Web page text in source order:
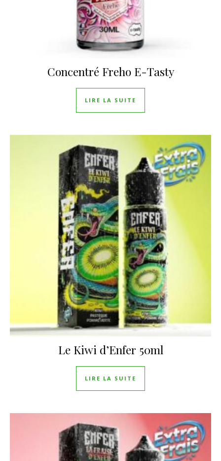
Concentré Freho E-Tasty
LIRE LA SUITE
Le Kiwi d’Enfer 50ml
LIRE LA SUITE